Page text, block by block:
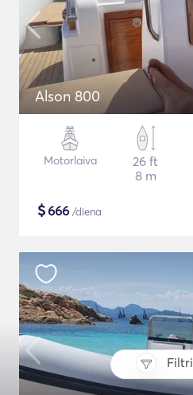
Filtri
Alson 800
Motorlaiva
26 ft
8 m
$666 /diena